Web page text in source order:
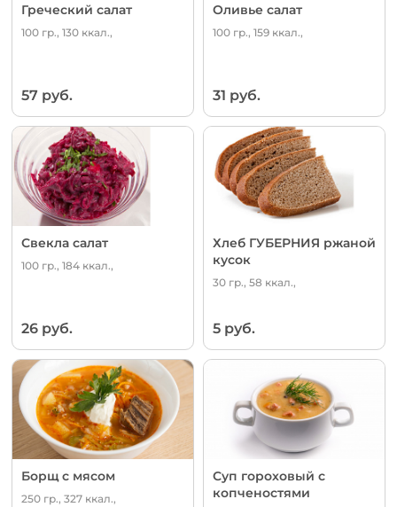
Греческий салат
100 гр., 130 ккал.,
57 руб.
Оливье салат
100 гр., 159 ккал.,
31 руб.
Свекла салат
100 гр., 184 ккал.,
26 руб.
Хлеб ГУБЕРНИЯ ржаной
кусок
30 гр., 58 ккал.,
5 руб.
Борщ с мясом
250 гр., 327 ккал.,
Суп гороховый с
копченостями